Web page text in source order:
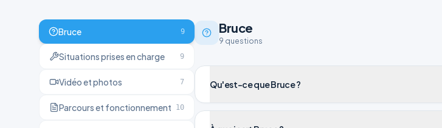
Bruce 9
Situations prises en charge 9
Vidéo et photos 7
Parcours et fonctionnement 10
Bruce
9 questions
Qu'est-ce que Bruce ?